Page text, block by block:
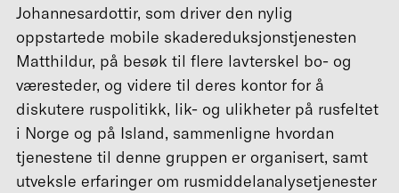
Johannesardottir, som driver den nylig
oppstartede mobile skadereduksjonstjenesten
Matthildur, på besøk til flere lavterskel bo- og
væresteder, og videre til deres kontor for å
diskutere ruspolitikk, lik- og ulikheter på rusfeltet
i Norge og på Island, sammenligne hvordan
tjenestene til denne gruppen er organisert, samt
utveksle erfaringer om rusmiddelanalysetjenester